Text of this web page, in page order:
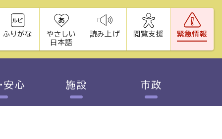
ふりがな
やさしい
日本語
読み上げ 閲覧支援 緊急情報
安心 施設 市政